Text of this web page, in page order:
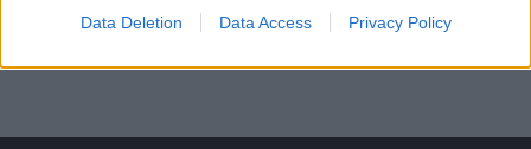
Data Deletion Data Access Privacy Policy
Come ottenere una manicure impeccabile e duratura